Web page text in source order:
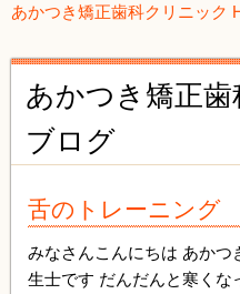
あかつき矯正歯科クリニック
あかつき矯正
ブログ
舌のトレーニング
みなさんこんにちは あか
生士です だんだんと寒くな